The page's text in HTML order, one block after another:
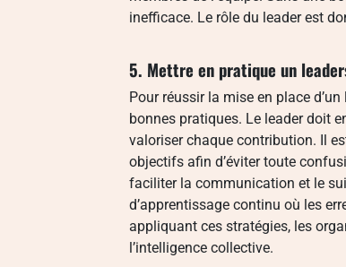
inefficace. Le rôle du leader est
5. Mettre en pratique un
Pour réussir la mise en place
bonnes pratiques. Le leader doit
valoriser chaque contribution. Il
objectifs afin d’éviter toute
faciliter la communication et le
d’apprentissage continu où les
appliquant ces stratégies, les
l’intelligence collective.